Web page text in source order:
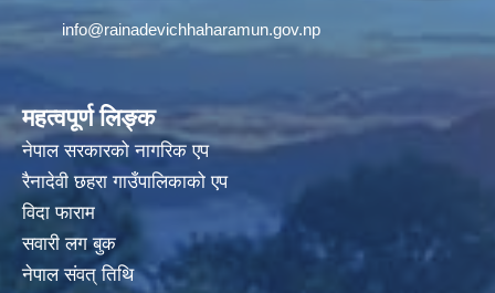
info@rainadevichhaharamun.gov.np
महत्वपूर्ण लिङ्क
नेपाल सरकारको नागरिक एप
रैनादेवी छहरा गाउँपालिकाको एप
विदा फाराम
सवारी लग बुक
नेपाल संवत् तिथि